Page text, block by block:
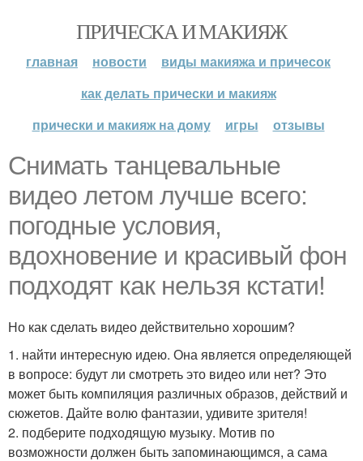
ПРИЧЕСКА И МАКИЯЖ
главная новости
виды макияжа и причесок
как делать прически и макияж
прически и макияж на дому
игры отзывы
Снимать танцевальные
видео летом лучше всего:
погодные условия,
вдохновение и красивый фон
подходят как нельзя кстати!
Но как сделать видео действительно хорошим?
1. найти интересную идею. Она является определяющей
в вопросе: будут ли смотреть это видео или нет? Это
может быть компиляция различных образов, действий и
сюжетов. Дайте волю фантазии, удивите зрителя!
2. подберите подходящую музыку. Мотив по
возможности должен быть запоминающимся, а сама